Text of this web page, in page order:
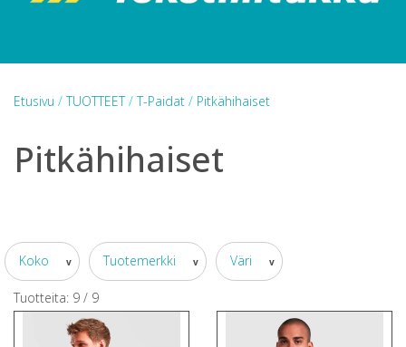
Etusivu /TUOTTEET/T-Paidat / Pitkähihaiset
Pitkähihaiset
Koko v Tuotemerkki v Väri v
Tuotteita: 9 / 9